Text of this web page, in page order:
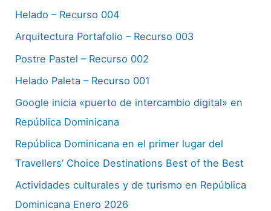
Helado – Recurso 004
Arquitectura Portafolio – Recurso 003
Postre Pastel – Recurso 002
Helado Paleta – Recurso 001
Google inicia «puerto de intercambio digital» en
República Dominicana
República Dominicana en el primer lugar del
Travellers’ Choice Destinations Best of the Best
Actividades culturales y de turismo en República
Dominicana Enero 2026